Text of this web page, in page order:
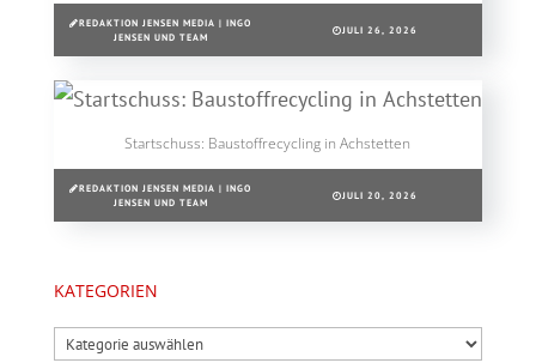
REDAKTION JENSEN MEDIA | INGO
JENSEN UND TEAM
JULI 26, 2026
Startschuss: Baustoffrecycling in Achstetten
REDAKTION JENSEN MEDIA | INGO
JENSEN UND TEAM
JULI 20, 2026
KATEGORIEN
Kategorien